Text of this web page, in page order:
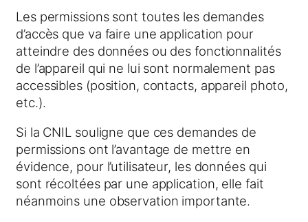
Les permissions sont toutes les demandes
d’accès que va faire une application pour
atteindre des données ou des fonctionnalités
de l’appareil qui ne lui sont normalement pas
accessibles (position, contacts, appareil photo,
etc.).
Si la CNIL souligne que ces demandes de
permissions ont l’avantage de mettre en
évidence, pour l’utilisateur, les données qui
sont récoltées par une application, elle fait
néanmoins une observation importante.